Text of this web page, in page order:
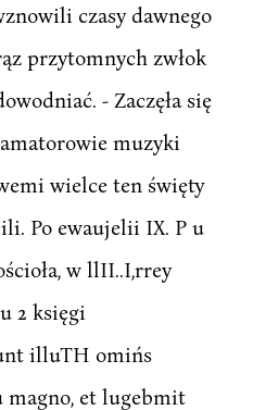
czasy dawnego
przytomnych zwłok
- Zaczęła się
muzyki
wielce ten święty
Po ewaujelii IX. P u
w llII..I,rrey
2 księgi
illuTH omińs
et lugebmit